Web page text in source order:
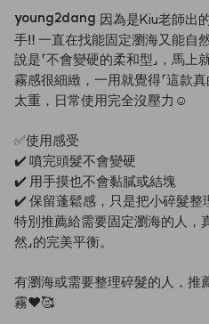
young2dang 因為是Kiu老師出
手‼️ 一直在找能固定瀏海又能自
說是「不會變硬的柔和型」，馬
霧感很細緻，一用就覺得「這款
太重，日常使用完全沒壓力☺️
✅使用感受
✔️ 噴完頭髮不會變硬
✔️ 用手摸也不會黏膩或結塊
✔️ 保留蓬鬆感，只是把小碎髮整
特別推薦給需要固定瀏海的人，
然」的完美平衡。
有瀏海或需要整理碎髮的人，推
霧❤️🥰